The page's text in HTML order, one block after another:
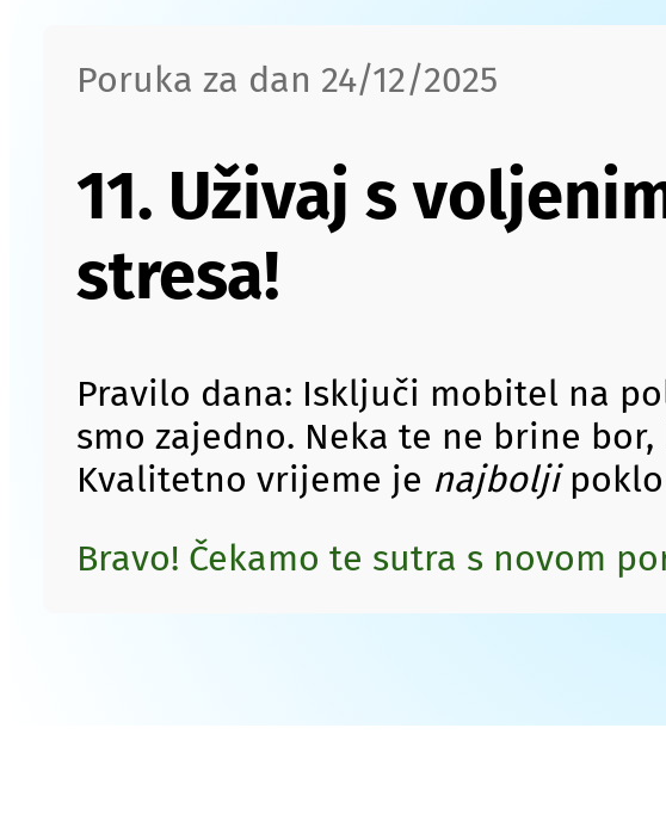
Poruka za dan 24/12/2025
11. Uživaj s
stresa!
Pravilo dana: Isključi mobitel na
smo zajedno. Neka te ne brine
Kvalitetno vrijeme je najbolji
Bravo! Čekamo te sutra s novom